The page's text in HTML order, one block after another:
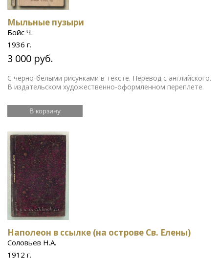
Мыльные пузыри
Бойс Ч.
1936 г.
3 000 руб.
С черно-белыми рисунками в тексте. Перевод с английского.
В издательском художественно-оформленном переплете.
В корзину
Наполеон в ссылке (на острове Св. Елены)
Соловьев Н.А.
1912 г.